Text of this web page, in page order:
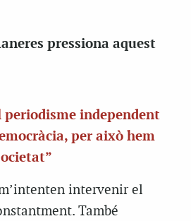
pressiona aquest
periodisme independent
per això hem
intervenir el
També